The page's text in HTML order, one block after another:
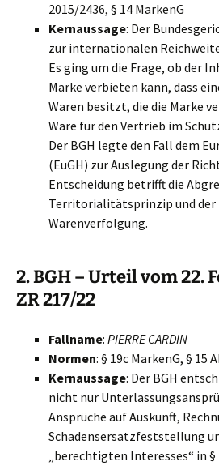
2015/2436, § 14 MarkenG
Kernaussage: Der
zur internationalen
Es ging um die Frage, ob der
Marke verbieten kann, dass
Waren besitzt, die die Marke
Ware für den Vertrieb im
Der BGH legte den Fall dem
(EuGH) zur Auslegung der
Entscheidung betrifft die
Territorialitätsprinzip und
Warenverfolgung.
2. BGH – Urteil vom 22.
ZR 217/22
Fallname: PIERRE CARDIN
Normen: § 19c MarkenG, § 15
Kernaussage: Der BGH
nicht nur
Ansprüche auf Auskunft,
Schadensersatzfeststellung
„berechtigten Interesses“ in §